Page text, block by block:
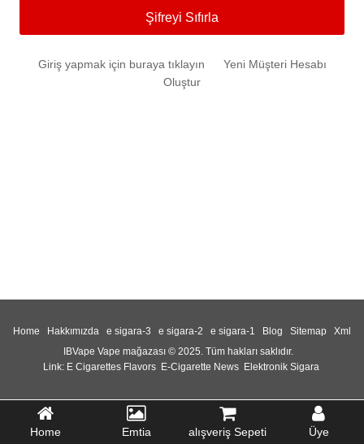
Şifreyi Sıfırla
Giriş yapmak için buraya tıklayın
Yeni Müşteri Hesabı
Oluştur
Home Hakkımızda e sigara-3 e sigara-2 e sigara-1 Blog Sitemap
Xml
IBVape Vape mağazası © 2025. Tüm hakları saklıdır.
Link: E Cigarettes Flavors E-Cigarette News Elektronik Sigara
Home Emtia alışveriş Sepeti Üye